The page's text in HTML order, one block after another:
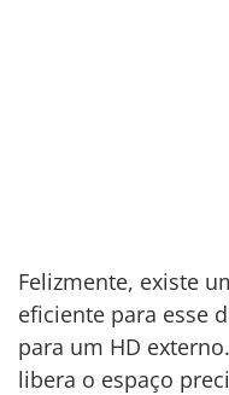
Felizmente, existe
eficiente para esse
para um HD
libera o espaço